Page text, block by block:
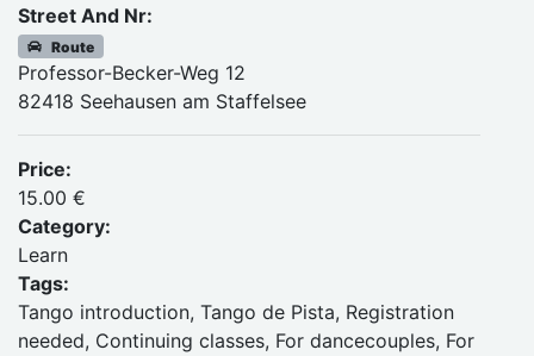
Street And Nr:
Route
Professor-Becker-Weg 12
82418 Seehausen am Staffelsee
Price:
15.00 €
Category:
Learn
Tags:
Tango introduction, Tango de Pista, Registration
needed, Continuing classes, For dancecouples, For